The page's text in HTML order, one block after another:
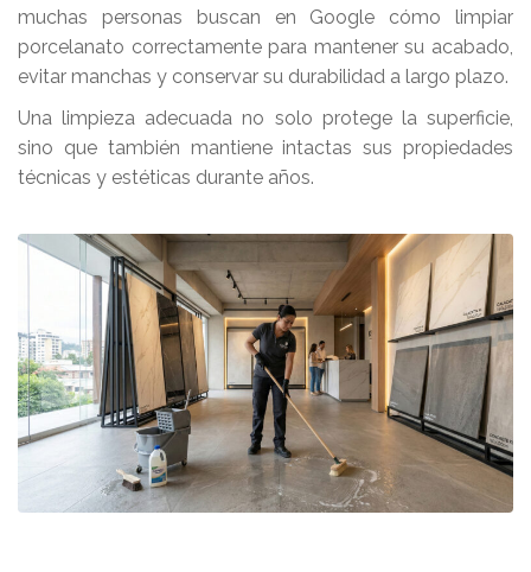
muchas personas buscan en Google cómo limpiar
porcelanato correctamente para mantener su acabado,
evitar manchas y conservar su durabilidad a largo plazo.
Una limpieza adecuada no solo protege la superficie,
sino que también mantiene intactas sus propiedades
técnicas y estéticas durante años.